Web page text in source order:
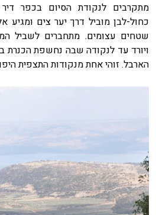
מתקרבים לנקודת הסיום בכפר
כחול-לבן מוביל דרך יער צים ומגיע
שטחים עצומים. מתחברים לשביל
ויורד עד לנקודה שבה נחשפת הכנרת
הארבל. זוהי אחת מנקודות התצפית